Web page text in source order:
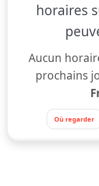
horaires
Aucun
prochains
Où regarder